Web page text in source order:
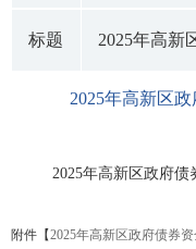
标题 2025年高新
2025年高新区
2025年高新区政府债
附件【2025年高新区政府债券